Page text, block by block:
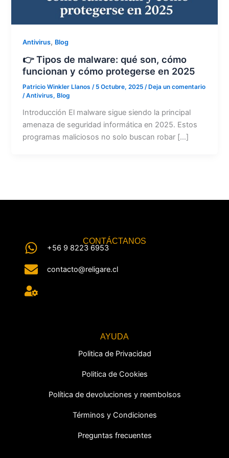
Antivirus, Blog
👉 Tipos de malware: qué son, cómo
funcionan y cómo protegerse en 2025
Patricio Winkler Llanos/ 5 Octubre, 2025/ Deja un comentario
/Antivirus, Blog
Introducción El malware sigue siendo la principal
amenaza de seguridad informática en 2025. Estos
programas maliciosos no solo buscan robar […]
CONTÁCTANOS
+56 9 8223 6953
contacto@religare.cl
AYUDA
Politica de Privacidad
Politica de Cookies
Política de devoluciones y reembolsos
Términos y Condiciones
Preguntas frecuentes